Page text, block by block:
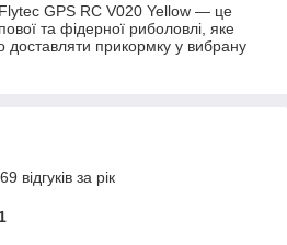
GPS RC V020 Yellow — це
та фідерної риболовлі, яке
доставляти прикормку у вибрану
відгуків за рік